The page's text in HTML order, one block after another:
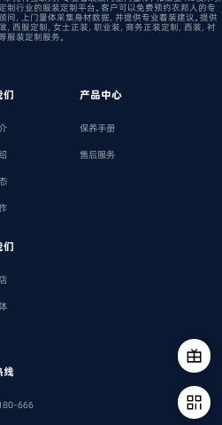
制行业的服装定制平台。客户可以免费预约衣邦人的专
问，上门量体采集身材数据，并提供专业着装建议。提供
，西服定制，女士正装，职业装，商务正装定制，西装，衬
服装定制服务。
们 产品中心
保养手册
售后服务
们
线
666